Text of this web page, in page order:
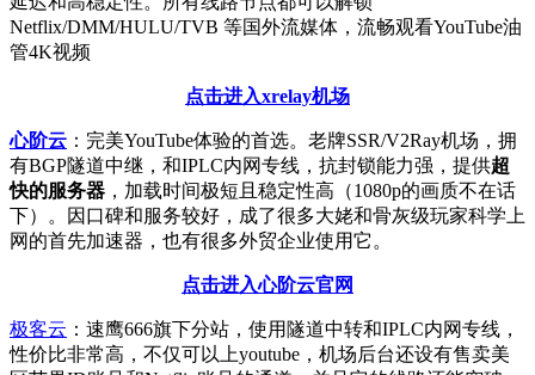
Netflix/DMM/HULU/TVB 等国外流媒体，流畅观看YouTube油
管4K视频
点击进入xrelay机场
心阶云 ：完美YouTube体验的首选。老牌SSR/V2Ray机场，拥
有BGP隧道中继，和IPLC内网专线，抗封锁能力强，提供超
快的服务器 ，加载时间极短且稳定性高（1080p的画质不在话
下）。因口碑和服务较好，成了很多大姥和骨灰级玩家科学上
网的首先加速器，也有很多外贸企业使用它。
点击进入心阶云官网
极客云 ：速鹰666旗下分站，使用隧道中转和IPLC内网专线，
性价比非常高，不仅可以上youtube，机场后台还设有售卖美